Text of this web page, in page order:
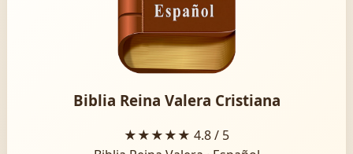
Biblia Reina Valera Cristiana
★★★★★ 4.8 / 5